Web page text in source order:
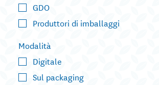
GDO
Produttori di imballaggi
Modalità
Digitale
Sul packaging